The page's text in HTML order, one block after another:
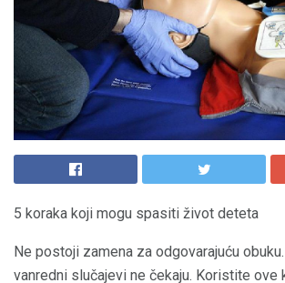
5 koraka koji mogu spasiti život deteta
Ne postoji zamena za odgovarajuću
vanredni slučajevi ne čekaju. Koristite ove